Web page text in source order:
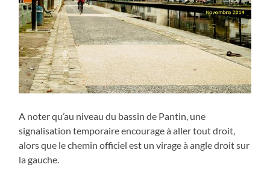
A noter qu’au niveau du bassin de Pantin, une
signalisation temporaire encourage à aller tout droit,
alors que le chemin officiel est un virage à angle droit sur
la gauche.